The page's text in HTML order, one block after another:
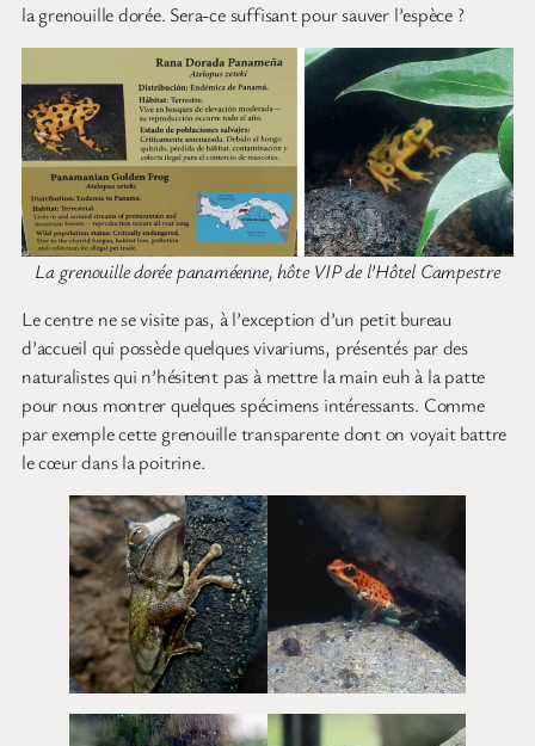
la grenouille dorée. Sera-ce suffisant pour sauver l’espèce ?
La grenouille dorée panaméenne, hôte VIP de l’Hôtel Campestre
Le centre ne se visite pas, à l’exception d’un petit bureau
d’accueil qui possède quelques vivariums, présentés par des
naturalistes qui n’hésitent pas à mettre la main euh à la patte
pour nous montrer quelques spécimens intéressants. Comme
par exemple cette grenouille transparente dont on voyait battre
le cœur dans la poitrine.